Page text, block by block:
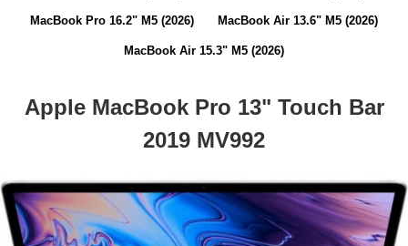
MacBook Pro 16.2" M5 (2026) MacBook Air 13.6" M5 (2026)
MacBook Air 15.3" M5 (2026)
Apple MacBook Pro 13" Touch Bar
2019 MV992